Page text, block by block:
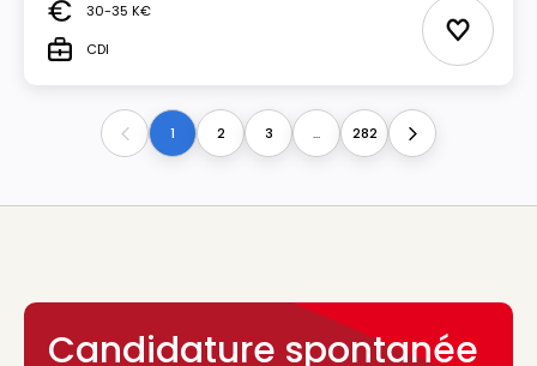
Salaire30-35 K€
TypeCDI Ajouter
Previous1 2 3 ... 282 Next
Candidature spontanée